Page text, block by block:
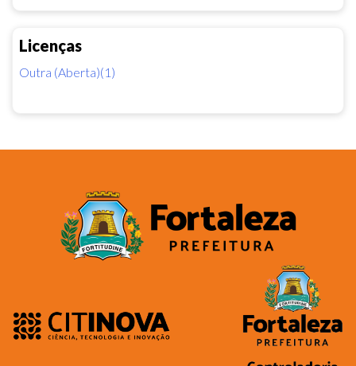
Licenças
Outra (Aberta)(1)